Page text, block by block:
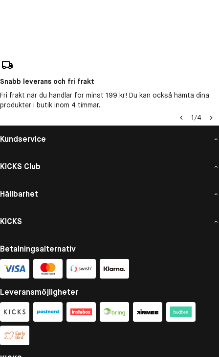
Snabb leverans och fri frakt
Fri frakt när du handlar för minst 199 kr! Du kan också hämta dina
produkter i butik inom 4 timmar.
1/4
Kundservice
KICKS Club
Hållbarhet
KICKS
Betalningsalternativ
Leveransmöjligheter